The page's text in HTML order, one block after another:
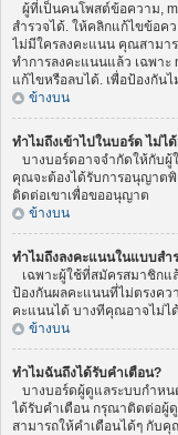
ผู้ที่เป็นคนโพสต์ข้อความ,
สำรวจได้. ให้คลิกแก้ไขข้อค
ไม่มีใครลงคะแนน คุณสามา
ทำการลงคะแนนแล้ว เฉพาะ
แก้ไขหรือลบได้. เพื่อป้องกัน
ข้างบน
ทำไมถึงเข้าไปในบอร์ด ไม่ไ
บางบอร์ดอาจจำกัดให้กับผู้
คุณจะต้องได้รับการอนุญาตพิ
ติดต่อเขาเพื่อขออนุญาต
ข้างบน
ทำไมถึงลงคะแนนในแบบสำ
เฉพาะผู้ใช้ที่สมัครสมาชิกแ
ป้องกันผลคะแนนที่ไม่ตรงคว
คะแนนได้ บางทีคุณอาจไม่ไ
ข้างบน
ทำไมฉันถึงได้รับคำเตือน?
บางบอร์ดผู้ดูแลระบบกำห
ได้รับคำเตือน กรุณาติดต่อผู้
สามารถให้คำเตือนได้ๆ กับ